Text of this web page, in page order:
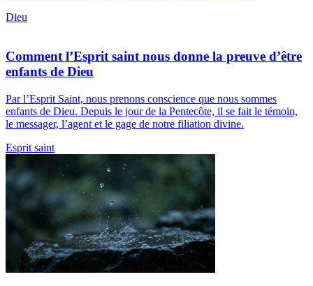
Dieu
Comment l’Esprit saint nous donne la preuve d’être
enfants de Dieu
Par l’Esprit Saint, nous prenons conscience que nous sommes
enfants de Dieu. Depuis le jour de la Pentecôte, il se fait le témoin,
le messager, l’agent et le gage de notre filiation divine.
Esprit saint